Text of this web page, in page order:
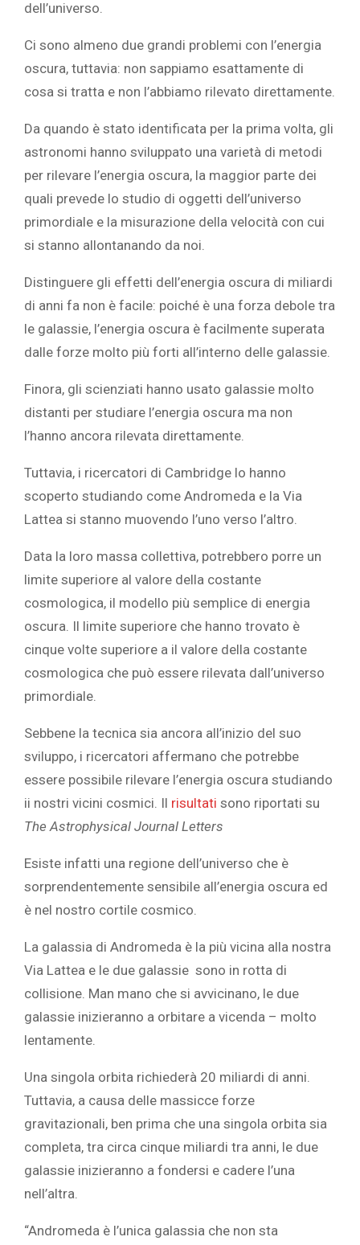
dell’universo.
Ci sono almeno due grandi problemi con l’energia
oscura, tuttavia: non sappiamo esattamente di
cosa si tratta e non l’abbiamo rilevato direttamente.
Da quando è stato identificata per la prima volta, gli
astronomi hanno sviluppato una varietà di metodi
per rilevare l’energia oscura, la maggior parte dei
quali prevede lo studio di oggetti dell’universo
primordiale e la misurazione della velocità con cui
si stanno allontanando da noi.
Distinguere gli effetti dell’energia oscura di miliardi
di anni fa non è facile: poiché è una forza debole tra
le galassie, l’energia oscura è facilmente superata
dalle forze molto più forti all’interno delle galassie.
Finora, gli scienziati hanno usato galassie molto
distanti per studiare l’energia oscura ma non
l’hanno ancora rilevata direttamente.
Tuttavia, i ricercatori di Cambridge lo hanno
scoperto studiando come Andromeda e la Via
Lattea si stanno muovendo l’uno verso l’altro.
Data la loro massa collettiva, potrebbero porre un
limite superiore al valore della costante
cosmologica, il modello più semplice di energia
oscura. Il limite superiore che hanno trovato è
cinque volte superiore a il valore della costante
cosmologica che può essere rilevata dall’universo
primordiale.
Sebbene la tecnica sia ancora all’inizio del suo
sviluppo, i ricercatori affermano che potrebbe
essere possibile rilevare l’energia oscura studiando
ii nostri vicini cosmici. Il risultati sono riportati su
The Astrophysical Journal Letters
Esiste infatti una regione dell’universo che è
sorprendentemente sensibile all’energia oscura ed
è nel nostro cortile cosmico.
La galassia di Andromeda è la più vicina alla nostra
Via Lattea e le due galassie sono in rotta di
collisione. Man mano che si avvicinano, le due
galassie inizieranno a orbitare a vicenda – molto
lentamente.
Una singola orbita richiederà 20 miliardi di anni.
Tuttavia, a causa delle massicce forze
gravitazionali, ben prima che una singola orbita sia
completa, tra circa cinque miliardi tra anni, le due
galassie inizieranno a fondersi e cadere l’una
nell’altra.
“Andromeda è l’unica galassia che non sta